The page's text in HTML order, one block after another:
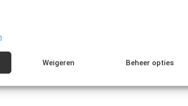
Weigeren Beheer opties